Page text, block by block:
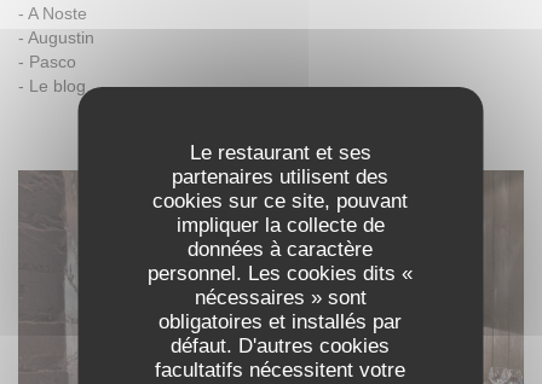
Le restaurant et ses
partenaires utilisent des
cookies sur ce site, pouvant
impliquer la collecte de
données à caractère
personnel. Les cookies dits «
nécessaires » sont
obligatoires et installés par
défaut. D'autres cookies
facultatifs nécessitent votre
- A Noste
- Augustin
- Pasco
- Le blog